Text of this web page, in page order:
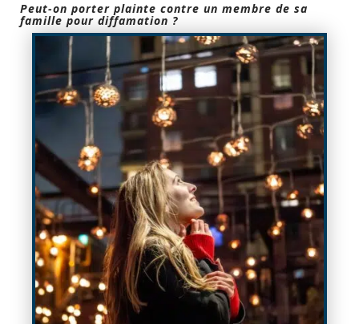
Peut-on porter plainte contre un membre de sa
famille pour diffamation ?